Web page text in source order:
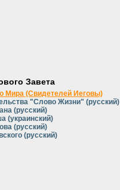
Завета
Мира (Свидетелей Иеговы)
"Слово Жизни" (русский)
(русский)
(украинский)
(русский)
(русский)